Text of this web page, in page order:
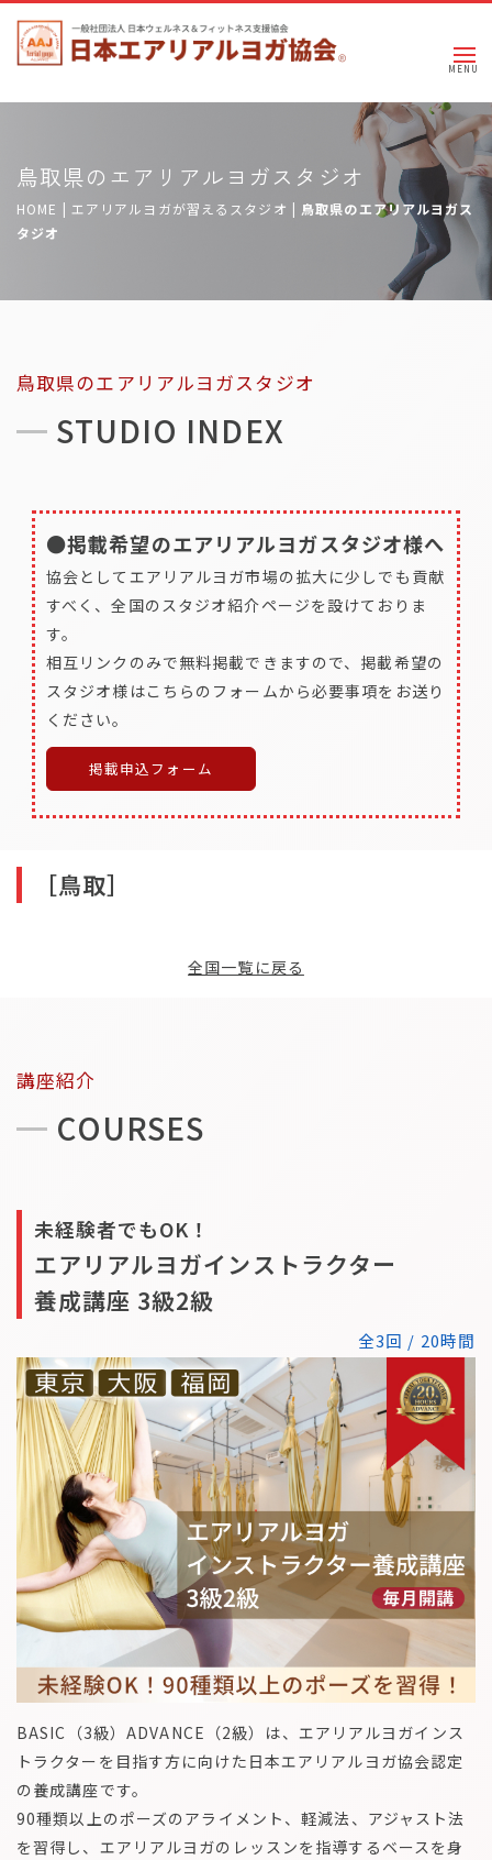
鳥取県のエアリアルヨガスタジオ
HOME | エアリアルヨガが習えるスタジオ | 鳥取県のエアリアルヨガス
タジオ
鳥取県のエアリアルヨガスタジオ
STUDIO INDEX
●掲載希望のエアリアルヨガスタジオ様へ
協会としてエアリアルヨガ市場の拡大に少しでも貢献
すべく、全国のスタジオ紹介ページを設けておりま
す。
相互リンクのみで無料掲載できますので、掲載希望の
スタジオ様はこちらのフォームから必要事項をお送り
ください。
掲載申込フォーム
［鳥取］
全国一覧に戻る
講座紹介
COURSES
未経験者でもOK！
エアリアルヨガインストラクター
養成講座 3級2級
全3回 / 20時間
BASIC（3級）ADVANCE（2級）は、エアリアルヨガインス
トラクターを目指す方に向けた日本エアリアルヨガ協会認定
の養成講座です。
90種類以上のポーズのアライメント、軽減法、アジャスト法
を習得し、エアリアルヨガのレッスンを指導するベースを身